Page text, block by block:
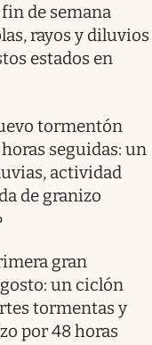
de semana
rayos y diluvios
estados en
tormentón
seguidas: un
actividad
de granizo
gran
un ciclón
tormentas y
por 48 horas